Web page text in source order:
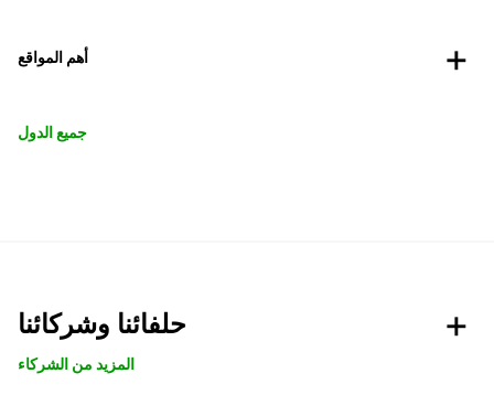
أهم المواقع
جميع الدول
حلفائنا وشركائنا
المزيد من الشركاء